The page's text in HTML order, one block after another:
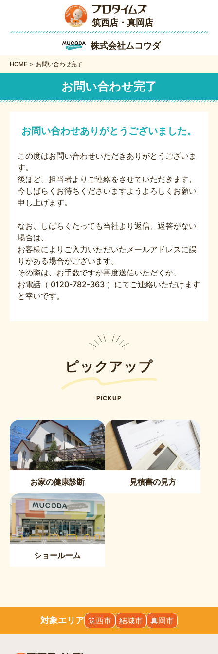
筑西店・真岡店
株式会社ムコウダ
HOME ＞ お問い合わせ完了
お問い合わせ完了
お問い合わせありがとうございました。
この度はお問い合わせいただきありがとうございま
す。
後ほど、担当者よりご連絡をさせていただきます。
今しばらくお待ちくださいますようよろしくお願い
申し上げます。
なお、しばらくたっても当社より返信、返答がない
場合は、
お客様によりご入力いただいたメールアドレスに誤
りがある場合がございます。
その際は、お手数ですが再度送信いただくか、
お電話（ 0120-782-363 ）にてご連絡いただけます
と幸いです。
ピックアップ
PICKUP
お家の健康診断 見積書の見方
ショールーム
対象エリア 筑西市 結城市 真岡市